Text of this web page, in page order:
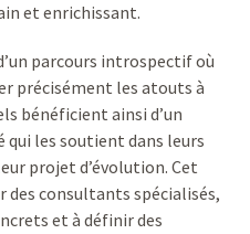
et enrichissant.
parcours introspectif où
précisément les atouts à
bénéficient ainsi d’un
les soutient dans leurs
projet d’évolution. Cet
des consultants spécialisés,
et à définir des